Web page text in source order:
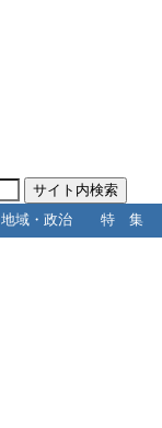
地域・政治 特 集